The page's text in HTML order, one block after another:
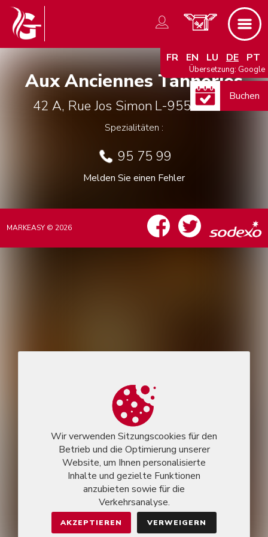
FR EN LU DE PT
Übersetzung: Google
Aux Anciennes Tanneries
42 A, Rue Jos Simon L-9550 Wiltz
Spezialitäten :
95 75 99
Melden Sie einen Fehler
Buchen
Wir verwenden Sitzungscookies für den
Betrieb und die Optimierung unserer
Website, um Ihnen personalisierte
Inhalte und gezielte Funktionen
anzubieten sowie für die
Verkehrsanalyse.
AKZEPTIEREN VERWEIGERN
MARKEASY © 2026